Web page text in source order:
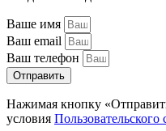
Ваше имя
Ваш email
Ваш телефон
Отправить
Нажимая кнопку
условия Пользовательского